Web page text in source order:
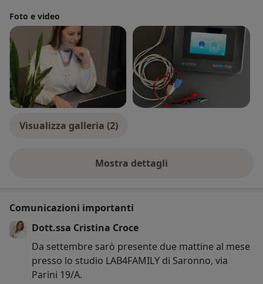
Foto e video
Visualizza galleria (2)
Mostra dettagli
sull'esperienza
Comunicazioni importanti
Dott.ssa Cristina Croce
Da settembre sarò presente due mattine al mese
presso lo studio LAB4FAMILY di Saronno, via
Parini 19/A.